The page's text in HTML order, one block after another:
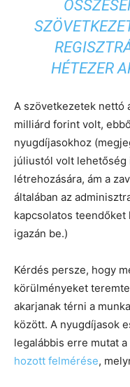
HÉTEZER
A szövetkezetek nettó
milliárd forint volt,
nyugdíjasokhoz
júliustól volt
létrehozására, ám a
általában az
kapcsolatos
igazán be.)
Kérdés persze, hogy
körülményeket
akarjanak térni a
között. A nyugdíjasok
legalábbis erre mutat a
hozott felmérése,